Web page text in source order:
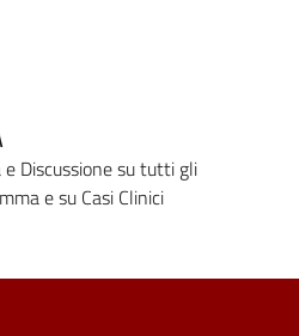
Discussione su tutti gli
e su Casi Clinici